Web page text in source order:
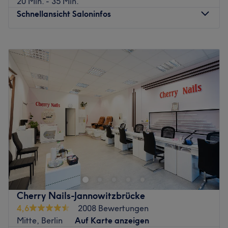
App mit Treatwell!
typgerechte Kết quả là rất tốt, sind hier gewiss. Trong môi
trường hiện đại mit einem Hauch vom barockischen Stil
kannst du dich zurücklehnen und dich von den Profis
verwöhnen und verschönern lassen. Bạn đang gặp vấn đề
gì? Komm vorbei und überzeuge dich selbst.
Zurück zur Salonansicht
Schnellansicht Saloninfos
Dienstag
10:00–19:00
Donnerstag
10:00–19:00
Freitag
10:00– 19:00
Samstag
10:00–17:00
Sonntag
Geschlossen
Im Kosmetikstudio Beauty Blender by Sowien in Berlin,
Neukölln, in der Nähe vom Alfred-Scholz-Platz, kannst
du dich und deine Haut von Experten mit hochwertigen
Behandlungen verwöhnen und verschönern lassen. Hier
bekommst du eine einfache Reinigung, Aquafacials oder
deine Haut wird dank Lasermethode dauerhaft von
Härchen entfernt.
Cherry Nails-Jannowitzbrücke
4,6
2008 Bewertungen
Mitte, Berlin
Auf Karte anzeigen